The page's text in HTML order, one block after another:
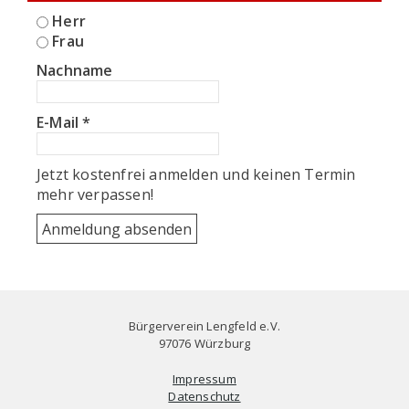
Herr
Frau
Nachname
E-Mail*
Jetzt kostenfrei anmelden und keinen Termin
mehr verpassen!
Bürgerverein Lengfeld e.V.
97076 Würzburg
Impressum
Datenschutz